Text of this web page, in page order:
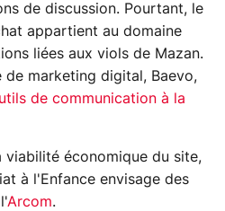
de discussion. Pourtant, le
appartient au domaine
liées aux viols de Mazan.
de marketing digital, Baevo,
de communication à la
viabilité économique du site,
à l'Enfance envisage des
Arcom.